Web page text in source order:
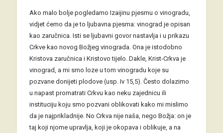
Ako malo bolje pogledamo Izaijinu pjesmu o vinogradu,
vidjet ćemo da je to ljubavna pjesma: vinograd je opisan
kao zaručnica. Isti se ljubavni govor nastavlja i u prikazu
Crkve kao novog Božjeg vinograda. Ona je istodobno
Kristova zaručnica i Kristovo tijelo. Dakle, Krist-Crkva je
vinograd, a mi smo loze u tom vinogradu koje su
pozvane donijeti plodove (usp. Iv 15,5). Često dolazimo
u napast promatrati Crkvu kao neku zajednicu ili
instituciju koju smo pozvani oblikovati kako mi mislimo
da je najprikladnije. No Crkva nije naša, nego Božja: on je
taj koji njome upravlja, koji je okopava i oblikuje, a na